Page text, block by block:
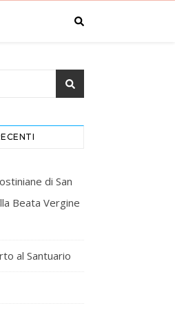
di San
Beata Vergine
al Santuario